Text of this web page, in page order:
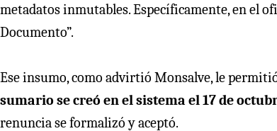
metadatos inmutables. Específicamente, en el
Documento”.
Ese insumo, como advirtió Monsalve, le
sumario se creó en el sistema el 17 de
renuncia se formalizó y aceptó.